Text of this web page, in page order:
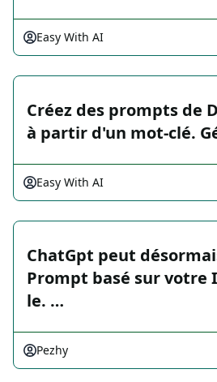
Easy With AI
Créez des prompts de
à partir d'un mot-clé.
Easy With AI
ChatGpt peut
Prompt basé sur votre
le. …
Pezhy